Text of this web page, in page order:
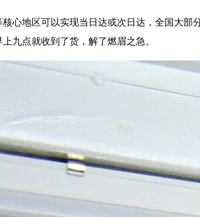
心地区可以实现当日达或次日达，全国大
九点就收到了货，解了燃眉之急。